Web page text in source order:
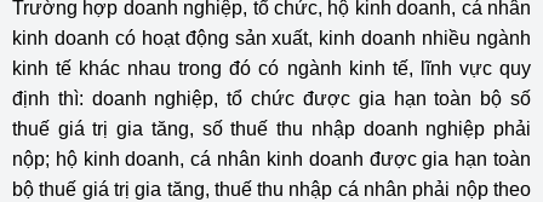
Trường hợp doanh nghiệp, tổ chức, hộ kinh doanh, cá nhân
kinh doanh có hoạt động sản xuất, kinh doanh nhiều ngành
kinh tế khác nhau trong đó có ngành kinh tế, lĩnh vực quy
định thì: doanh nghiệp, tổ chức được gia hạn toàn bộ số
thuế giá trị gia tăng, số thuế thu nhập doanh nghiệp phải
nộp; hộ kinh doanh, cá nhân kinh doanh được gia hạn toàn
bộ thuế giá trị gia tăng, thuế thu nhập cá nhân phải nộp theo